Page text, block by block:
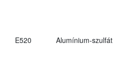
E520 Alumínium-szulfát